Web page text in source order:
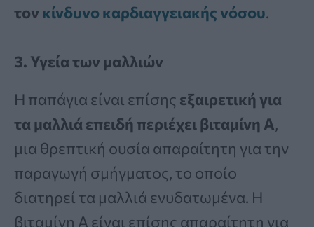
τον κίνδυνο καρδιαγγειακής νόσου.
3. Υγεία των μαλλιών
Η παπάγια είναι επίσης εξαιρετική για
τα μαλλιά επειδή περιέχει βιταμίνη Α,
μια θρεπτική ουσία απαραίτητη για την
παραγωγή σμήγματος, το οποίο
διατηρεί τα μαλλιά ενυδατωμένα. Η
βιταμίνη Α είναι επίσης απαραίτητη για